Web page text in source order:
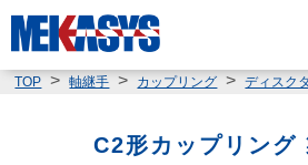
TOP 軸継手 カップリング ディスク
C2形カップリング